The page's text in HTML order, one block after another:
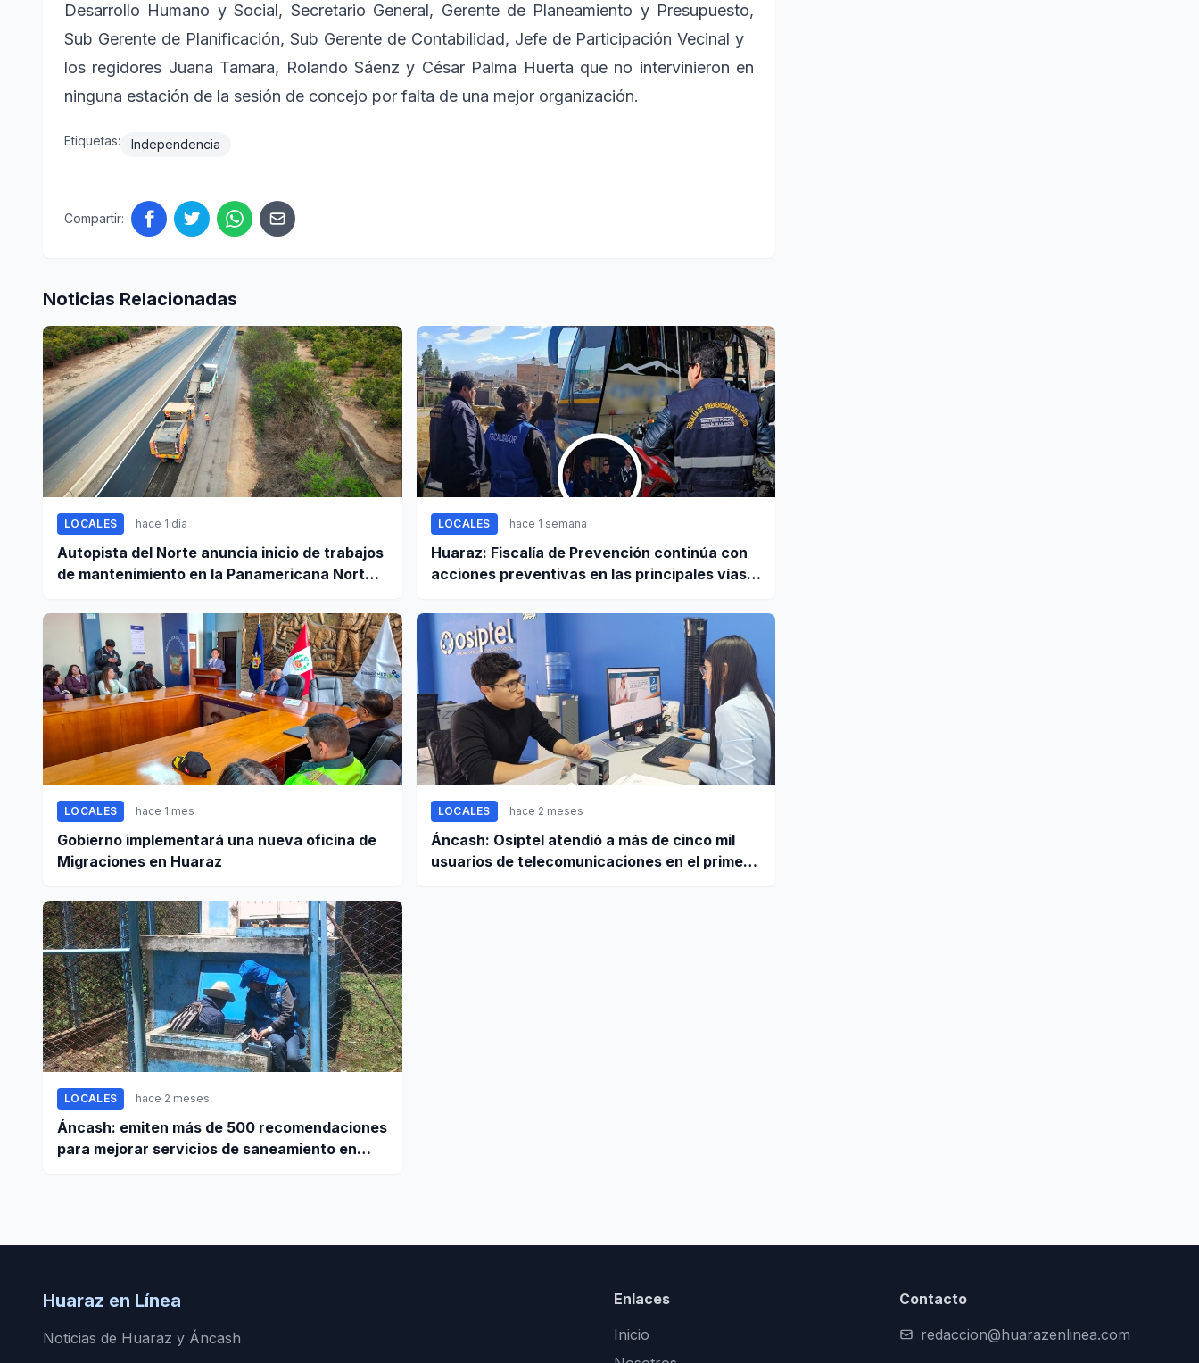
Desarrollo Humano y Social, Secretario General, Gerente de Planeamiento y Presupuesto,
Sub Gerente de Planificación, Sub Gerente de Contabilidad, Jefe de Participación Vecinal y
los regidores Juana Tamara, Rolando Sáenz y César Palma Huerta que no intervinieron en
ninguna estación de la sesión de concejo por falta de una mejor organización.
Etiquetas: Independencia
Compartir:
Noticias Relacionadas
LOCALES hace 1 día
Autopista del Norte anuncia inicio de trabajos
de mantenimiento en la Panamericana Norte
LOCALES hace 1 semana
Huaraz: Fiscalía de Prevención continúa con
acciones preventivas en las principales vías
LOCALES hace 1 mes
Gobierno implementará una nueva oficina de
Migraciones en Huaraz
LOCALES hace 2 meses
Áncash: Osiptel atendió a más de cinco mil
usuarios de telecomunicaciones en el primer
LOCALES hace 2 meses
Áncash: emiten más de 500 recomendaciones
para mejorar servicios de saneamiento en
Huaraz en Línea
Noticias de Huaraz y Áncash
Enlaces
Inicio
Contacto
redaccion@huarazenlinea.com